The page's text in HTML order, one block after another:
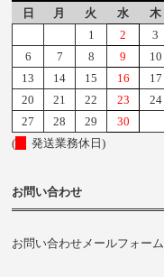
日
月 火 水 木
1
2 3
6
7 8 9 10
13
14 15 16 17
20
21 22 23 24
27
28 29
30
(
発送業務休日)
お問い合わせ
お問い合わせメールフォーム